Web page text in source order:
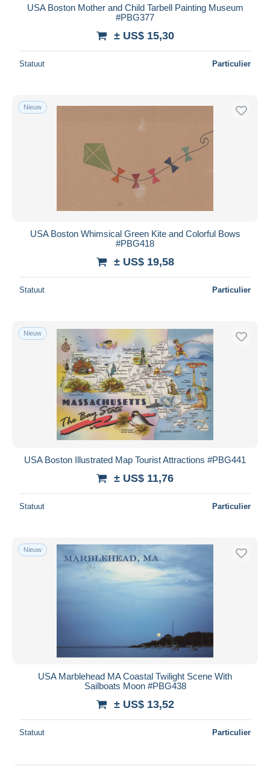
USA Boston Mother and Child Tarbell Painting Museum
#PBG377
± US$ 15,30
Statuut Particulier
Nieuw
USA Boston Whimsical Green Kite and Colorful Bows
#PBG418
± US$ 19,58
Statuut Particulier
Nieuw
USA Boston Illustrated Map Tourist Attractions #PBG441
± US$ 11,76
Statuut Particulier
Nieuw
USA Marblehead MA Coastal Twilight Scene With
Sailboats Moon #PBG438
± US$ 13,52
Statuut Particulier